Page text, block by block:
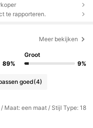
te rapporteren.
Meer bekijken
89%
Groot
9%
goed(4)
Maat: een maat / Stijl Type: 18